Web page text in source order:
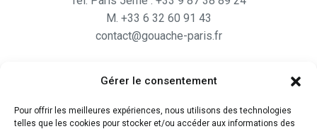
Gérer le consentement
Pour offrir les meilleures expériences, nous utilisons des technologies
telles que les cookies pour stocker et/ou accéder aux informations des
M. +33 6 32 60 91 43
contact@gouache-paris.fr
Ouvertdu lundi au Vendredi